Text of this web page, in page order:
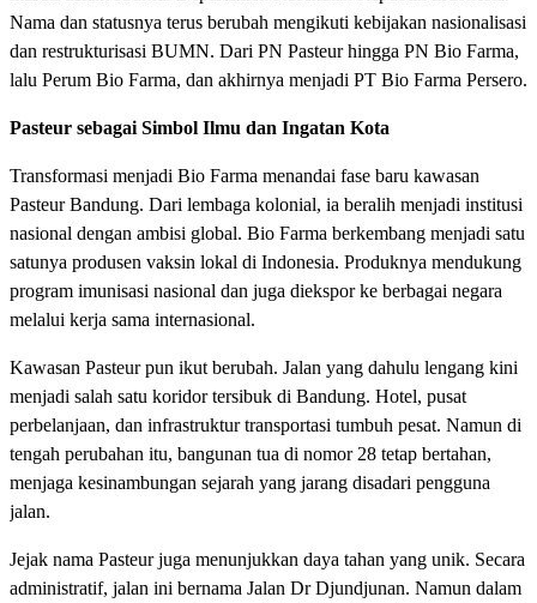
Nama dan statusnya terus berubah mengikuti kebijakan nasionalisasi
dan restrukturisasi BUMN. Dari PN Pasteur hingga PN Bio Farma,
lalu Perum Bio Farma, dan akhirnya menjadi PT Bio Farma Persero.
Pasteur sebagai Simbol Ilmu dan Ingatan Kota
Transformasi menjadi Bio Farma menandai fase baru kawasan
Pasteur Bandung. Dari lembaga kolonial, ia beralih menjadi institusi
nasional dengan ambisi global. Bio Farma berkembang menjadi satu
satunya produsen vaksin lokal di Indonesia. Produknya mendukung
program imunisasi nasional dan juga diekspor ke berbagai negara
melalui kerja sama internasional.
Kawasan Pasteur pun ikut berubah. Jalan yang dahulu lengang kini
menjadi salah satu koridor tersibuk di Bandung. Hotel, pusat
perbelanjaan, dan infrastruktur transportasi tumbuh pesat. Namun di
tengah perubahan itu, bangunan tua di nomor 28 tetap bertahan,
menjaga kesinambungan sejarah yang jarang disadari pengguna
jalan.
Jejak nama Pasteur juga menunjukkan daya tahan yang unik. Secara
administratif, jalan ini bernama Jalan Dr Djundjunan. Namun dalam